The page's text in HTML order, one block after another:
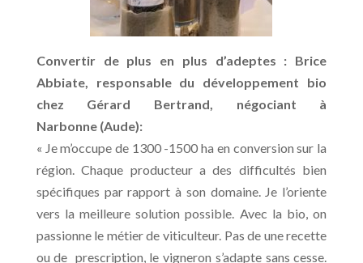
Convertir de plus en plus d’adeptes : Brice
Abbiate, responsable du développement bio
chez Gérard Bertrand, négociant à
Narbonne (Aude):
« Je m’occupe de 1300 -1500 ha en conversion sur la
région. Chaque producteur a des difficultés bien
spécifiques par rapport à son domaine. Je l’oriente
vers la meilleure solution possible. Avec la bio, on
passionne le métier de viticulteur. Pas de une recette
ou de prescription, le vigneron s’adapte sans cesse.